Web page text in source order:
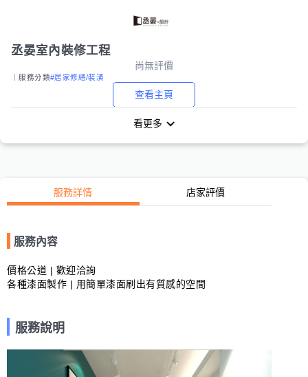
丞晏室內裝修工程
尚無評價
｜服務分類#居家修繕/裝潢
查看主頁
看更多
服務詳情 店家評價
服務內容
價格公道 | 歡迎洽詢
各種漆面製作 | 用簡單漆面刷出有質感的空間
服務說明